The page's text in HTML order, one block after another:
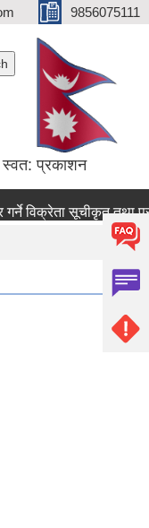
9856075111
स्वत: प्रकाशन
विक्रेता सूचीकृत तथा